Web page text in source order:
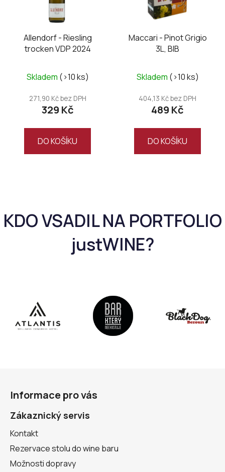
Allendorf - Riesling
trocken VDP 2024
Skladem (>10 ks)
271,90 Kč bez DPH
329 Kč
DO KOŠÍKU
Maccari - Pinot Grigio
3L, BIB
Skladem (>10 ks)
404,13 Kč bez DPH
489 Kč
DO KOŠÍKU
Informace pro vás
Zákaznický servis
Kontakt
Rezervace stolu do wine baru
Možnosti dopravy